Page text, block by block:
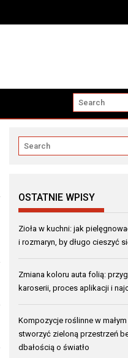
OSTATNIE WPISY
Zioła w kuchni: jak
i rozmaryn, by długo cieszyć
Zmiana koloru auta folią:
karoserii, proces aplikacji i
Kompozycje roślinne w
stworzyć zieloną przestrzeń
dbałością o światło